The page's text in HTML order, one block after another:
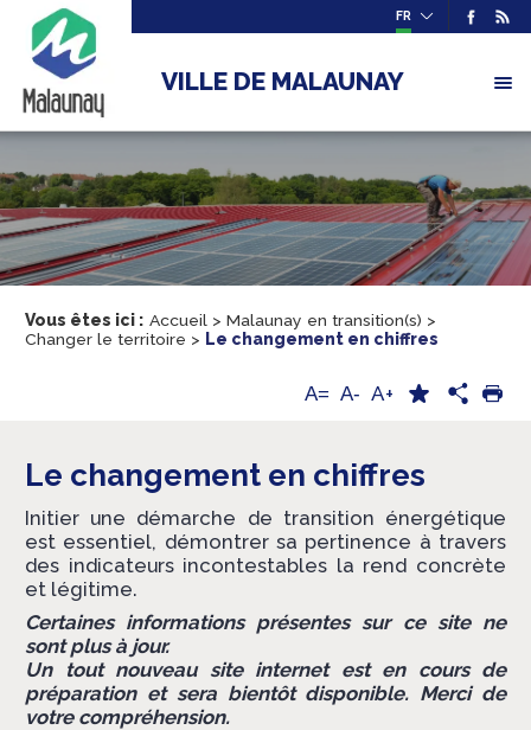
FR
VILLE DE MALAUNAY
Vous êtes ici : Accueil > Malaunay en transition(s) >
Changer le territoire > Le changement en chiffres
A= A- A+
Le changement en chiffres
Initier une démarche de transition énergétique
est essentiel, démontrer sa pertinence à travers
des indicateurs incontestables la rend concrète
et légitime.
Certaines informations présentes sur ce site ne
sont plus à jour.
Un tout nouveau site internet est en cours de
préparation et sera bientôt disponible. Merci de
votre compréhension.